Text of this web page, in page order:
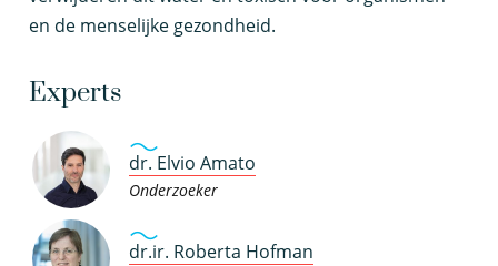
en de menselijke gezondheid.
Experts
dr. Elvio Amato
Onderzoeker
dr.ir. Roberta Hofman